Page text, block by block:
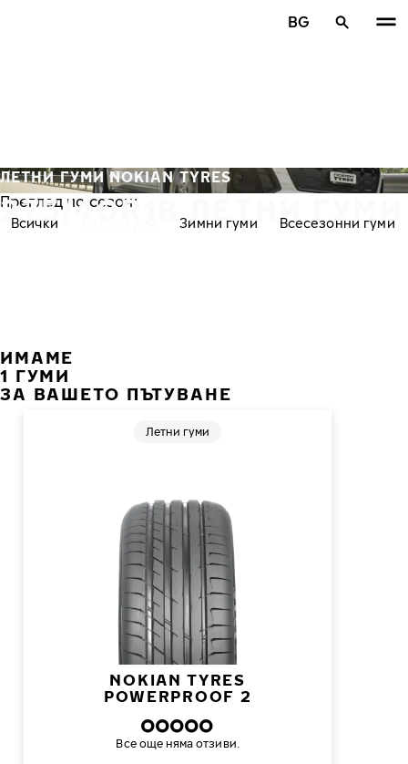
BG
275/40R18 ЛЕТНИ ГУМИ
ЛЕТНИ ГУМИ NOKIAN TYRES
Преглед по сезон:
Всички Зимни гуми Всесезонни гуми
ИМАМЕ
1 ГУМИ
ЗА ВАШЕТО ПЪТУВАНЕ
NOKIAN TYRES
POWERPROOF 2
Летни гуми
Все още няма отзиви.